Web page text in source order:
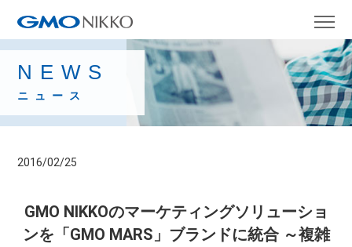
NEWS
ニュース
2016/02/25
GMO NIKKOのマーケティングソリューショ
ンを「GMO MARS」ブランドに統合 ～複雑